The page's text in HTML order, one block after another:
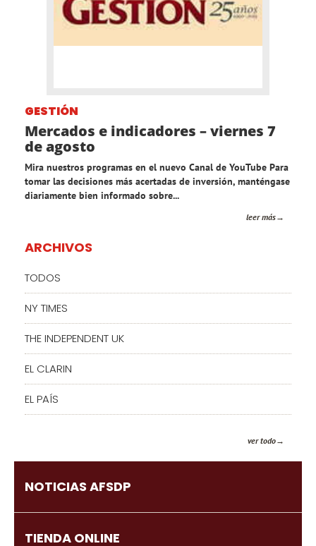
GESTIÓN
Mercados e indicadores – viernes 7
de agosto
Mira nuestros programas en el nuevo Canal de YouTube Para
tomar las decisiones más acertadas de inversión, manténgase
diariamente bien informado sobre...
leer más
ARCHIVOS
TODOS
NY TIMES
THE INDEPENDENT UK
EL CLARIN
EL PAÍS
ver todo
NOTICIAS AFSDP
TIENDA ONLINE